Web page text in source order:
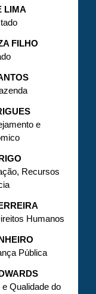
LIMA
FILHO
e
Recursos
Humanos
Pública
Qualidade do